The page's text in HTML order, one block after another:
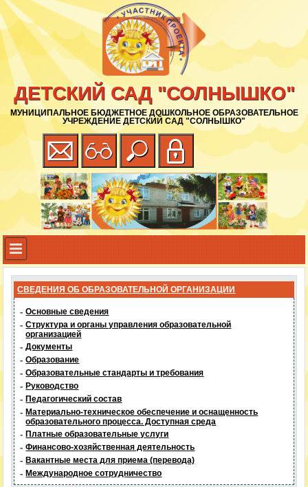
ДЕТСКИЙ САД "СОЛНЫШКО"
МУНИЦИПАЛЬНОЕ БЮДЖЕТНОЕ ДОШКОЛЬНОЕ ОБРАЗОВАТЕЛЬНОЕ
УЧРЕЖДЕНИЕ ДЕТСКИЙ САД "СОЛНЫШКО"
СВЕДЕНИЯ ОБ ОБРАЗОВАТЕЛЬНОЙ ОРГАНИЗАЦИИ
- Основные сведения
- Структура и органы управления образовательной
организацией
- Документы
- Образование
- Образовательные стандарты и требования
- Руководство
- Педагогический состав
- Материально-техническое обеспечение и оснащенность
образовательного процесса. Доступная среда
- Платные образовательные услуги
- Финансово-хозяйственная деятельность
- Вакантные места для приема (перевода)
- Международное сотрудничество